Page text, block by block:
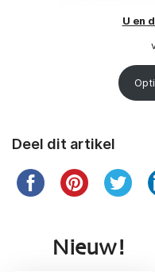
U en
Deel dit artikel
Nieuw!